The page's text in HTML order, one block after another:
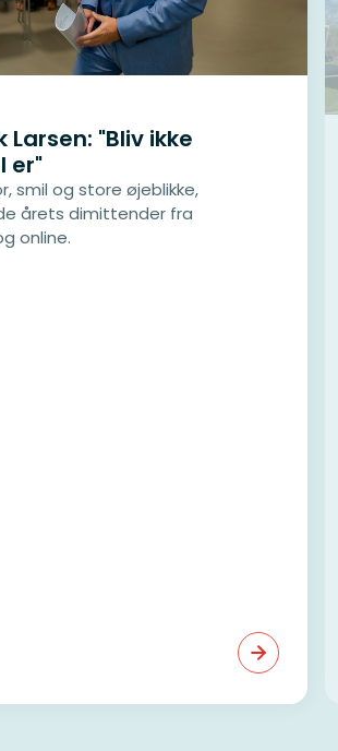
Larsen: "Bliv ikke
er"
smil og store øjeblikke,
årets dimittender fra
online.